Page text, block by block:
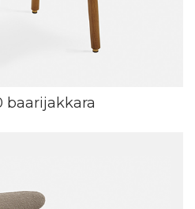
baarijakkara